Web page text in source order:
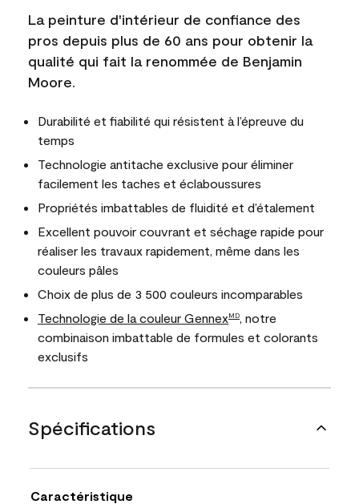
La peinture d'intérieur de confiance des
pros depuis plus de 60 ans pour obtenir la
qualité qui fait la renommée de Benjamin
Moore.
Durabilité et fiabilité qui résistent à l’épreuve du
temps
Technologie antitache exclusive pour éliminer
facilement les taches et éclaboussures
Propriétés imbattables de fluidité et d’étalement
Excellent pouvoir couvrant et séchage rapide pour
réaliser les travaux rapidement, même dans les
couleurs pâles
Choix de plus de 3 500 couleurs incomparables
Technologie de la couleur GennexMD
, notre
combinaison imbattable de formules et colorants
exclusifs
Spécifications
Caractéristique